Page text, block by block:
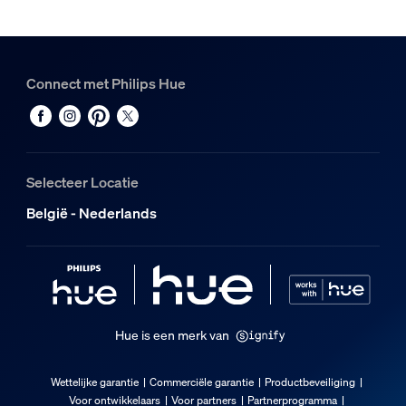
Hue Philips Hue Play HDMI sync box 8K
Connect met Philips Hue
Selecteer Locatie
België - Nederlands
Hue is een merk van
Wettelijke garantie Commerciële garantie
Productbeveiliging
Voor ontwikkelaars
Voor partners Partnerprogramma